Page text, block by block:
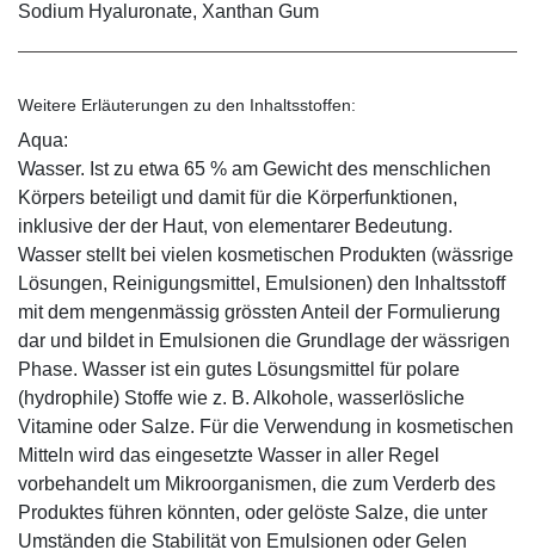
Sodium Hyaluronate, Xanthan Gum
Weitere Erläuterungen zu den Inhaltsstoffen:
Aqua:
Wasser. Ist zu etwa 65 % am Gewicht des menschlichen
Körpers beteiligt und damit für die Körperfunktionen,
inklusive der der Haut, von elementarer Bedeutung.
Wasser stellt bei vielen kosmetischen Produkten (wässrige
Lösungen, Reinigungsmittel, Emulsionen) den Inhaltsstoff
mit dem mengenmässig grössten Anteil der Formulierung
dar und bildet in Emulsionen die Grundlage der wässrigen
Phase. Wasser ist ein gutes Lösungsmittel für polare
(hydrophile) Stoffe wie z. B. Alkohole, wasserlösliche
Vitamine oder Salze. Für die Verwendung in kosmetischen
Mitteln wird das eingesetzte Wasser in aller Regel
vorbehandelt um Mikroorganismen, die zum Verderb des
Produktes führen könnten, oder gelöste Salze, die unter
Umständen die Stabilität von Emulsionen oder Gelen